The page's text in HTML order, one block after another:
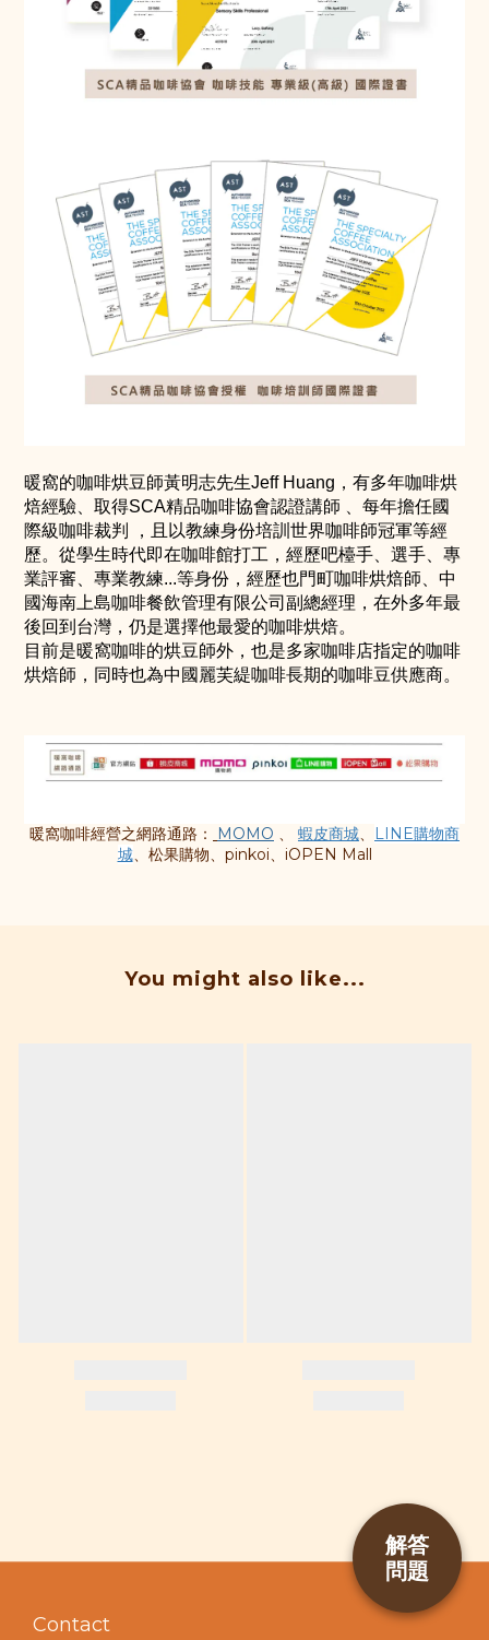
暖窩的咖啡烘豆師黃明志先生Jeff Huang，有多年咖啡烘
焙經驗、取得SCA精品咖啡協會認證講師 、每年擔任國
際級咖啡裁判 ，且以教練身份培訓世界咖啡師冠軍等經
歷。從學生時代即在咖啡館打工，經歷吧檯手、選手、專
業評審、專業教練...等身份，經歷也門町咖啡烘焙師、中
國海南上島咖啡餐飲管理有限公司副總經理，在外多年最
後回到台灣，仍是選擇他最愛的咖啡烘焙。
目前是暖窩咖啡的烘豆師外，也是多家咖啡店指定的咖啡
烘焙師，同時也為中國麗芙緹咖啡長期的咖啡豆供應商。
暖窩咖啡經營之網路通路： MOMO 、 蝦皮商城、
LINE購物商
城、松果購物、pinkoi、iOPEN Mall
You might also like...
BUY NOW
Contact
解答
問題